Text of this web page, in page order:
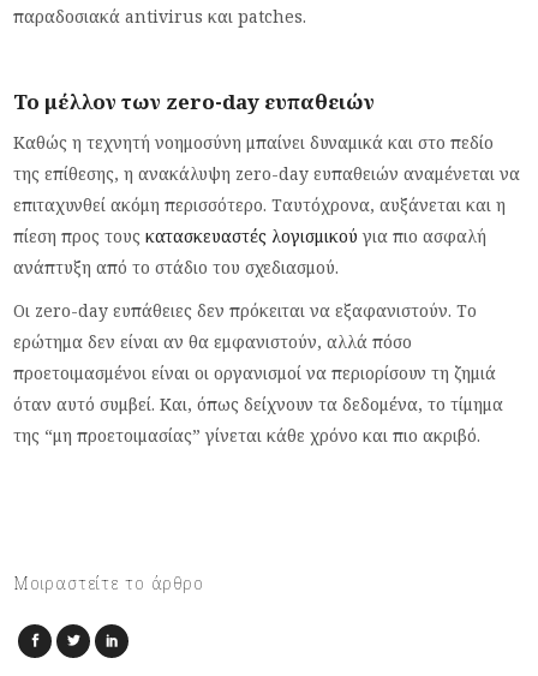
παραδοσιακά antivirus και patches.
Το μέλλον των zero-day ευπαθειών
Καθώς η τεχνητή νοημοσύνη μπαίνει δυναμικά και στο πεδίο
της επίθεσης, η ανακάλυψη zero-day ευπαθειών αναμένεται να
επιταχυνθεί ακόμη περισσότερο. Ταυτόχρονα, αυξάνεται και η
πίεση προς τουςκατασκευαστές λογισμικού για πιο ασφαλή
ανάπτυξη από το στάδιο του σχεδιασμού.
Οι zero-day ευπάθειες δεν πρόκειται να εξαφανιστούν. Το
ερώτημα δεν είναι αν θα εμφανιστούν, αλλά πόσο
προετοιμασμένοι είναι οι οργανισμοί να περιορίσουν τη ζημιά
όταν αυτό συμβεί. Και, όπως δείχνουν τα δεδομένα, το τίμημα
της “μη προετοιμασίας” γίνεται κάθε χρόνο και πιο ακριβό.
Μοιραστείτε το άρθρο